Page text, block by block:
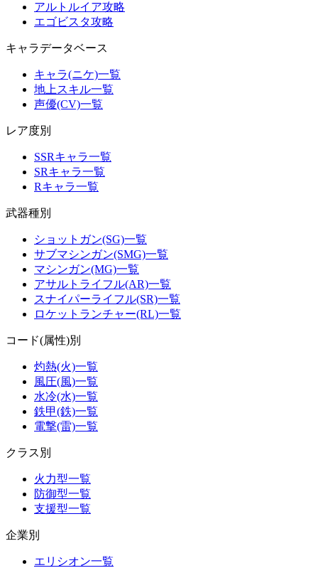
アルトルイア攻略
エゴビスタ攻略
キャラデータベース
キャラ(ニケ)一覧
地上スキル一覧
声優(CV)一覧
レア度別
SSRキャラ一覧
SRキャラ一覧
Rキャラ一覧
武器種別
ショットガン(SG)一覧
サブマシンガン(SMG)一覧
マシンガン(MG)一覧
アサルトライフル(AR)一覧
スナイパーライフル(SR)一覧
ロケットランチャー(RL)一覧
コード(属性)別
灼熱(火)一覧
風圧(風)一覧
水冷(水)一覧
鉄甲(鉄)一覧
電撃(雷)一覧
クラス別
火力型一覧
防御型一覧
支援型一覧
企業別
エリシオン一覧